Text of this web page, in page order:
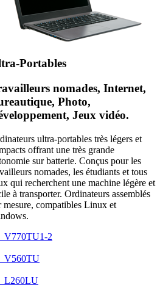
Portables
nomades, Internet,
Photo,
Jeux vidéo.
ultra-portables très légers et
offrant une très grande
sur batterie. Conçus pour les
nomades, les étudiants et tous
qui recherchent une machine légère et
à transporter. Ordinateurs assemblés
mesure, compatibles Linux et
2